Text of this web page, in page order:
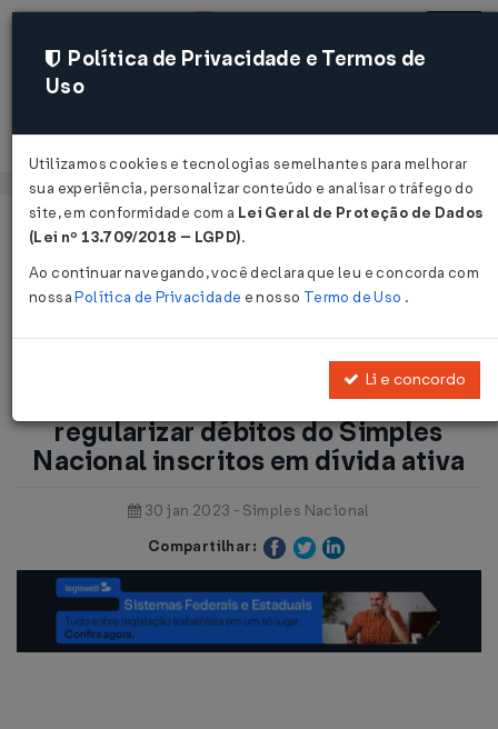
Acessar
Página Inicial
Notícias
Nacional inscritos em dívida ativa...
Voltar
PGFN abre negociações para
regularizar débitos do Simples
Nacional inscritos em dívida ativa
30 jan 2023 - Simples Nacional
Compartilhar:
Política de Privacidade e Termos de
Uso
Utilizamos cookies e tecnologias semelhantes para melhorar
sua experiência, personalizar conteúdo e analisar o tráfego do
site, em conformidade com a Lei Geral de Proteção de Dados
(Lei nº 13.709/2018 – LGPD).
Ao continuar navegando, você declara que leu e concorda com
nossaPolítica de Privacidade e nosso Termo de Uso .
Li e concordo